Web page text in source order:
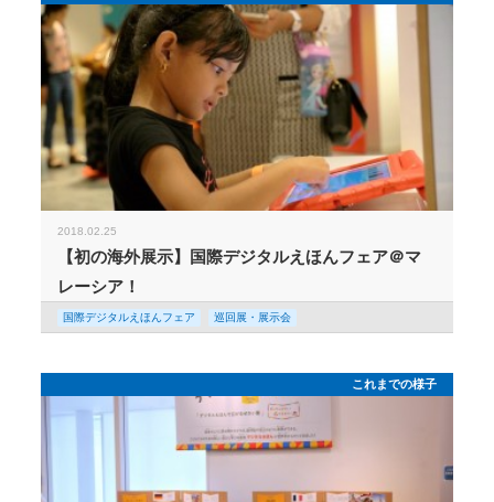
2018.02.25
【初の海外展示】国際デジタルえほんフェア＠マ
レーシア！
国際デジタルえほんフェア 巡回展・展示会
これまでの様子